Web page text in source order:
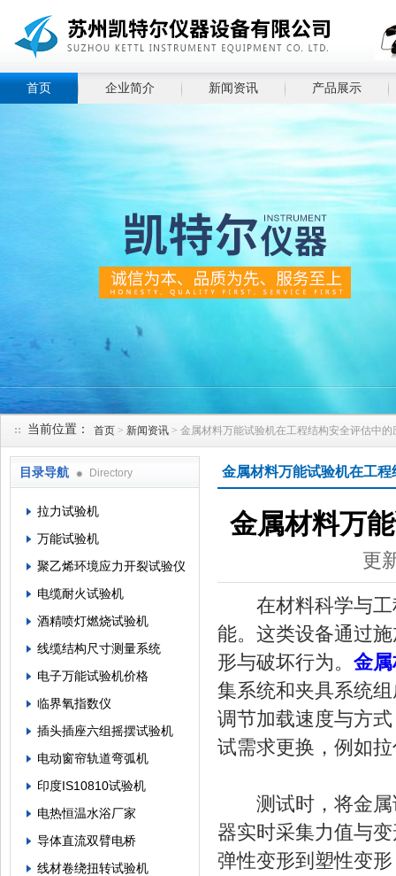
首页 企业简介 新闻资讯 产品展示
当前位置： 首页 > 新闻资讯 > 金属材料万能试验机在工程结构安全评估中的
目录导航 Directory
拉力试验机
万能试验机
聚乙烯环境应力开裂试验仪
电缆耐火试验机
酒精喷灯燃烧试验机
线缆结构尺寸测量系统
电子万能试验机价格
临界氧指数仪
插头插座六组摇摆试验机
电动窗帘轨道弯弧机
印度IS10810试验机
电热恒温水浴厂家
导体直流双臂电桥
线材卷绕扭转试验机
金属材料万能试验机在工
金属材料万
更
在材料科学与工
能。这类设备通过
形与破坏行为。 金
集系统和夹具系统
调节加载速度与方
试需求更换，例如
测试时，将金属
器实时采集力值与
弹性变形到塑性变